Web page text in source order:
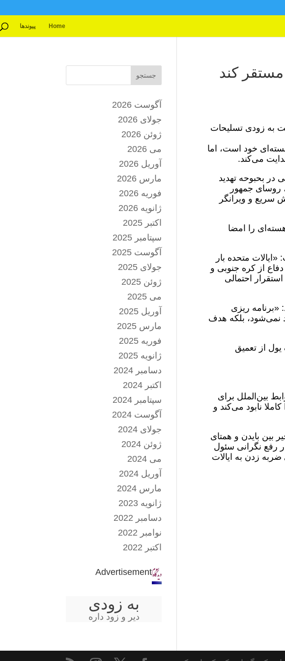
Home پیوندها
مستقر کند
به زودی تسلیحات
خود است، اما
می‌کند.
در بحبوحه تهدید
روسای جمهور
سریع و ویرانگر
هسته‌ای را امضا
متحده بار
از کره جنوبی و
احتمالی
ریزی
نمی‌شود، بلکه هدف
از تعمیق
بین‌الملل برای
نابود می‌کند و
بین بایدن و همتای
رفع نگرانی سئول
ضربه زدن به ایالات
جستجو
آگوست 2026
جولای 2026
ژوئن 2026
می 2026
آوریل 2026
مارس 2026
فوریه 2026
ژانویه 2026
اکتبر 2025
سپتامبر 2025
آگوست 2025
جولای 2025
ژوئن 2025
می 2025
آوریل 2025
مارس 2025
فوریه 2025
ژانویه 2025
دسامبر 2024
اکتبر 2024
سپتامبر 2024
آگوست 2024
جولای 2024
ژوئن 2024
می 2024
آوریل 2024
مارس 2024
ژانویه 2023
دسامبر 2022
نوامبر 2022
اکتبر 2022
Advertisement
به زودی
دیر و زود داره